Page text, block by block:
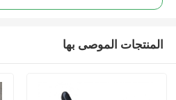
المنتجات الموصى بها